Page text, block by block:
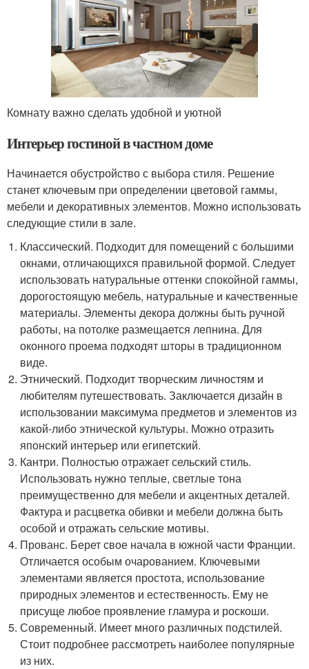
Комнату важно сделать удобной и уютной
Интерьер гостиной в частном доме
Начинается обустройство с выбора стиля. Решение
станет ключевым при определении цветовой гаммы,
мебели и декоративных элементов. Можно использовать
следующие стили в зале.
Классический. Подходит для помещений с большими
окнами, отличающихся правильной формой. Следует
использовать натуральные оттенки спокойной гаммы,
дорогостоящую мебель, натуральные и качественные
материалы. Элементы декора должны быть ручной
работы, на потолке размещается лепнина. Для
оконного проема подходят шторы в традиционном
виде.
Этнический. Подходит творческим личностям и
любителям путешествовать. Заключается дизайн в
использовании максимума предметов и элементов из
какой-либо этнической культуры. Можно отразить
японский интерьер или египетский.
Кантри. Полностью отражает сельский стиль.
Использовать нужно теплые, светлые тона
преимущественно для мебели и акцентных деталей.
Фактура и расцветка обивки и мебели должна быть
особой и отражать сельские мотивы.
Прованс. Берет свое начала в южной части Франции.
Отличается особым очарованием. Ключевыми
элементами является простота, использование
природных элементов и естественность. Ему не
присуще любое проявление гламура и роскоши.
Современный. Имеет много различных подстилей.
Стоит подробнее рассмотреть наиболее популярные
из них.